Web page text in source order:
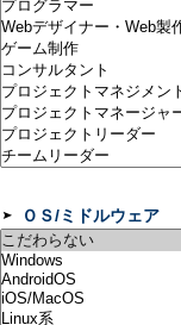
ＯＳ/ミドルウェア